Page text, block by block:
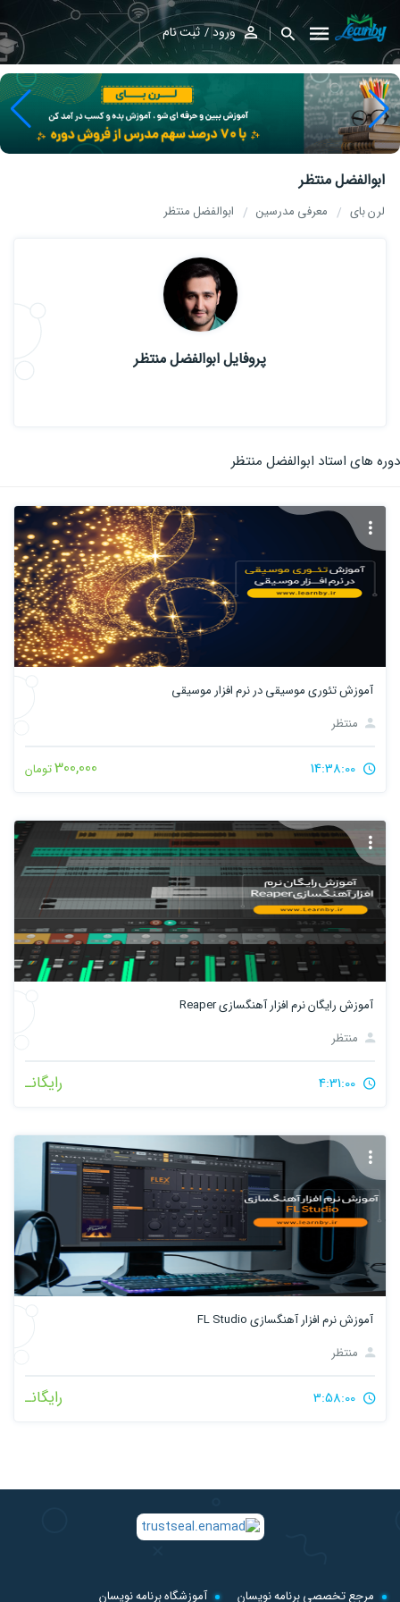
ورود ثبت نام
ابوالفضل منتظر
لرن بای معرفی مدرسین ابوالفضل منتظر
پروفایل ابوالفضل منتظر
دوره های استاد ابوالفضل منتظر
آموزش تئوری موسیقی در نرم افزار موسیقی
منتظر
300,000تومان
آموزش رایگان نرم افزار آهنگسازی Reaper
منتظر
رایگانـ
آموزش نرم افزار آهنگسازی FL Studio
منتظر
رایگانـ
مرجع تخصصی برنامه نویسان آموزشگاه برنامه نویسان